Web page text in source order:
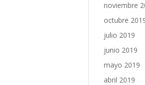
noviembre
octubre
julio 2019
junio 2019
mayo 2019
abril 2019